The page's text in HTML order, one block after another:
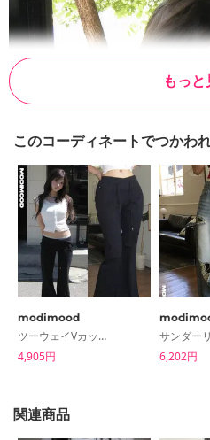
もっと
このコーディネートでつかわ
modimood
ツーウェイVカット薄ゴール幅広セミブーツカットパンツ
4,905円
6,202円
関連商品